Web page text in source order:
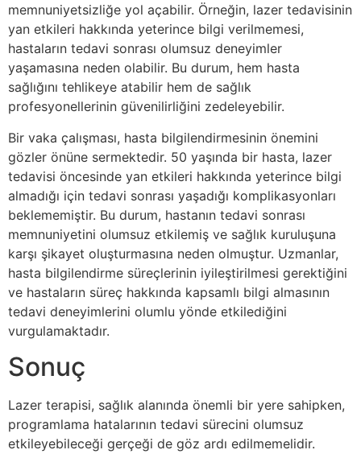
memnuniyetsizliğe yol açabilir. Örneğin, lazer tedavisinin
yan etkileri hakkında yeterince bilgi verilmemesi,
hastaların tedavi sonrası olumsuz deneyimler
yaşamasına neden olabilir. Bu durum, hem hasta
sağlığını tehlikeye atabilir hem de sağlık
profesyonellerinin güvenilirliğini zedeleyebilir.
Bir vaka çalışması, hasta bilgilendirmesinin önemini
gözler önüne sermektedir. 50 yaşında bir hasta, lazer
tedavisi öncesinde yan etkileri hakkında yeterince bilgi
almadığı için tedavi sonrası yaşadığı komplikasyonları
beklememiştir. Bu durum, hastanın tedavi sonrası
memnuniyetini olumsuz etkilemiş ve sağlık kuruluşuna
karşı şikayet oluşturmasına neden olmuştur. Uzmanlar,
hasta bilgilendirme süreçlerinin iyileştirilmesi gerektiğini
ve hastaların süreç hakkında kapsamlı bilgi almasının
tedavi deneyimlerini olumlu yönde etkilediğini
vurgulamaktadır.
Sonuç
Lazer terapisi, sağlık alanında önemli bir yere sahipken,
programlama hatalarının tedavi sürecini olumsuz
etkileyebileceği gerçeği de göz ardı edilmemelidir.